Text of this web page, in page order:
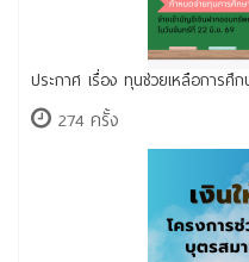
ประกาศ เรื่อง ทุนช่วยเหลือการศึ
274 ครั้ง